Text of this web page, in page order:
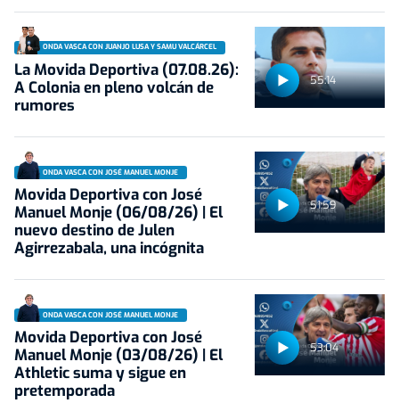
55:14
ONDA VASCA CON JUANJO LUSA Y SAMU VALCÁRCEL
La Movida Deportiva (07.08.26):
A Colonia en pleno volcán de
rumores
51:59
ONDA VASCA CON JOSÉ MANUEL MONJE
Movida Deportiva con José
Manuel Monje (06/08/26) | El
nuevo destino de Julen
Agirrezabala, una incógnita
53:04
ONDA VASCA CON JOSÉ MANUEL MONJE
Movida Deportiva con José
Manuel Monje (03/08/26) | El
Athletic suma y sigue en
pretemporada